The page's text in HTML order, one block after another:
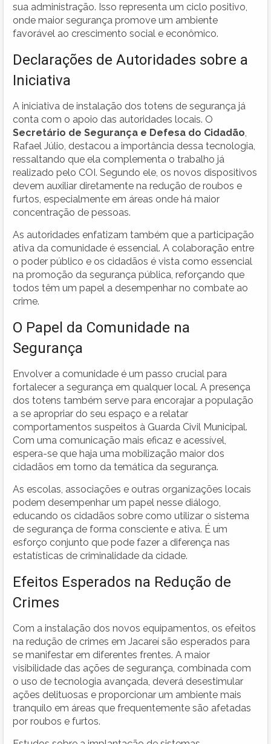
sua administração. Isso representa um ciclo positivo,
onde maior segurança promove um ambiente
favorável ao crescimento social e econômico.
Declarações de Autoridades sobre a
Iniciativa
A iniciativa de instalação dos totens de segurança já
conta com o apoio das autoridades locais. O
Secretário de Segurança e Defesa do Cidadão
Rafael Júlio, destacou a importância dessa tecnologia,
ressaltando que ela complementa o trabalho já
realizado pelo COI. Segundo ele, os novos dispositivos
devem auxiliar diretamente na redução de roubos e
furtos, especialmente em áreas onde há maior
concentração de pessoas.
As autoridades enfatizam também que a participação
ativa da comunidade é essencial. A colaboração entre
o poder público e os cidadãos é vista como essencial
na promoção da segurança pública, reforçando que
todos têm um papel a desempenhar no combate ao
crime.
O Papel da Comunidade na
Segurança
Envolver a comunidade é um passo crucial para
fortalecer a segurança em qualquer local. A presença
dos totens também serve para encorajar a população
a se apropriar do seu espaço e a relatar
comportamentos suspeitos à Guarda Civil Municipal.
Com uma comunicação mais eficaz e acessível,
espera-se que haja uma mobilização maior dos
cidadãos em torno da temática da segurança.
As escolas, associações e outras organizações locais
podem desempenhar um papel nesse diálogo,
educando os cidadãos sobre como utilizar o sistema
de segurança de forma consciente e ativa. É um
esforço conjunto que pode fazer a diferença nas
estatísticas de criminalidade da cidade.
Efeitos Esperados na Redução de
Crimes
Com a instalação dos novos equipamentos, os efeitos
na redução de crimes em Jacareí são esperados para
se manifestar em diferentes frentes. A maior
visibilidade das ações de segurança, combinada com
o uso de tecnologia avançada, deverá desestimular
ações delituosas e proporcionar um ambiente mais
tranquilo em áreas que frequentemente são afetadas
por roubos e furtos.